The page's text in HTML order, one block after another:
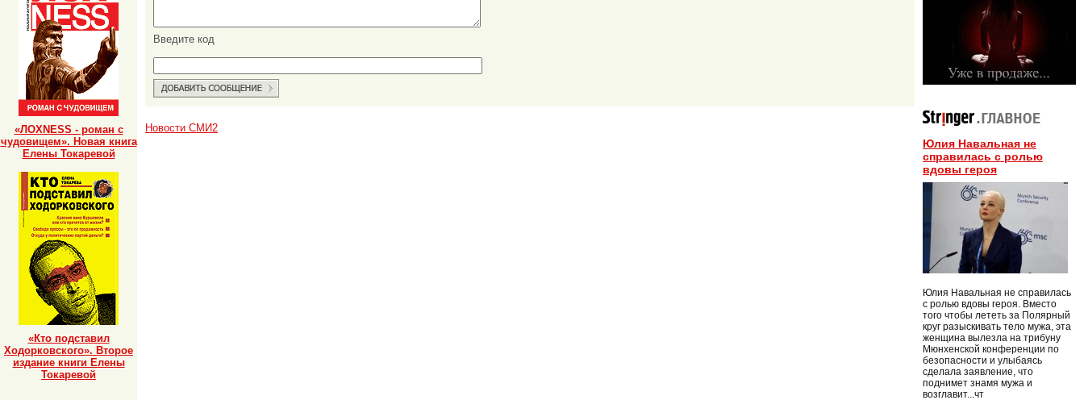
Введите код
Новости СМИ2
Юлия Навальная не
справилась с ролью
вдовы героя
Юлия Навальная не справилась
с ролью вдовы героя. Вместо
того чтобы лететь за Полярный
круг разыскивать тело мужа, эта
женщина вылезла на трибуну
Мюнхенской конференции по
безопасности и улыбаясь
сделала заявление, что
поднимет знамя мужа и
возглавит...чт
«ЛОХNESS - роман с
чудовищем». Новая книга
Елены Токаревой
«Кто подставил
Ходорковского». Второе
издание книги Елены
Токаревой